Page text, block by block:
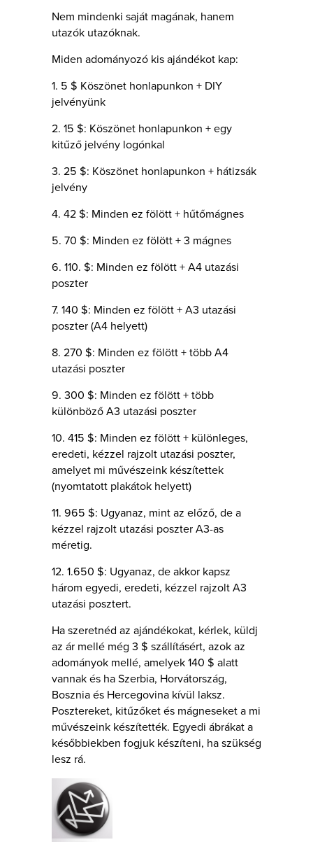
Nem mindenki saját magának, hanem
utazók utazóknak.
Miden adományozó kis ajándékot kap:
1. 5 $ Köszönet honlapunkon + DIY
jelvényünk
2. 15 $: Köszönet honlapunkon + egy
kitűző jelvény logónkal
3. 25 $: Köszönet honlapunkon + hátizsák
jelvény
4. 42 $: Minden ez fölött + hűtőmágnes
5. 70 $: Minden ez fölött + 3 mágnes
6. 110. $: Minden ez fölött + A4 utazási
poszter
7. 140 $: Minden ez fölött + A3 utazási
poszter (A4 helyett)
8. 270 $: Minden ez fölött + több A4
utazási poszter
9. 300 $: Minden ez fölött + több
különböző A3 utazási poszter
10. 415 $: Minden ez fölött + különleges,
eredeti, kézzel rajzolt utazási poszter,
amelyet mi művészeink készítettek
(nyomtatott plakátok helyett)
11. 965 $: Ugyanaz, mint az előző, de a
kézzel rajzolt utazási poszter A3-as
méretig.
12. 1.650 $: Ugyanaz, de akkor kapsz
három egyedi, eredeti, kézzel rajzolt A3
utazási posztert.
Ha szeretnéd az ajándékokat, kérlek, küldj
az ár mellé még 3 $ szállításért, azok az
adományok mellé, amelyek 140 $ alatt
vannak és ha Szerbia, Horvátország,
Bosznia és Hercegovina kívül laksz.
Posztereket, kitűzőket és mágneseket a mi
művészeink készítették. Egyedi ábrákat a
későbbiekben fogjuk készíteni, ha szükség
lesz rá.